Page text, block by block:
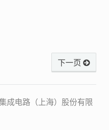
下一页
成电路（上海）股份有限